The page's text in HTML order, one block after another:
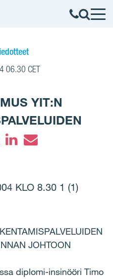
06.30 CET
YIT:N
KLO 8.30 1 (1)
JOHTOON
diplomi-insinööri Timo